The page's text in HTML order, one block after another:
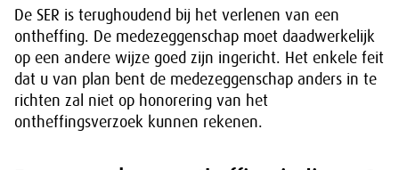
De SER is terughoudend bij het verlenen van een
ontheffing. De medezeggenschap moet daadwerkelijk
op een andere wijze goed zijn ingericht. Het enkele feit
dat u van plan bent de medezeggenschap anders in te
richten zal niet op honorering van het
ontheffingsverzoek kunnen rekenen.